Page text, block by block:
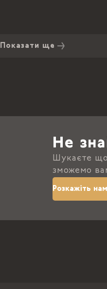
Показати ще
Не
Шукаєте
зможемо
Розкажіть нам